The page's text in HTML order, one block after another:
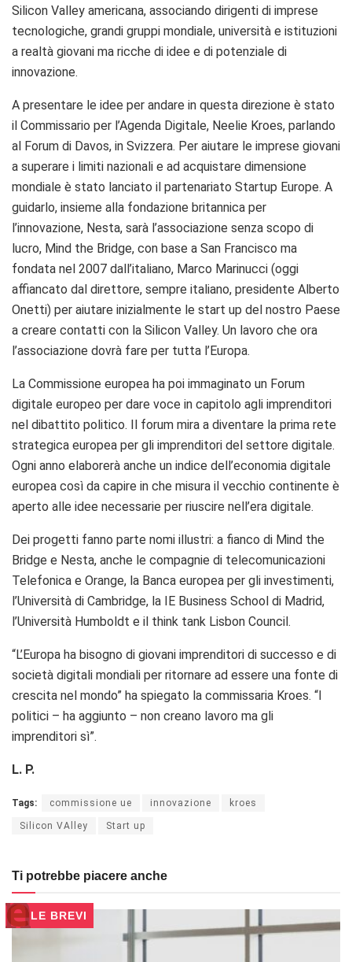
Silicon Valley americana, associando dirigenti di imprese
tecnologiche, grandi gruppi mondiale, università e istituzioni
a realtà giovani ma ricche di idee e di potenziale di
innovazione.
A presentare le idee per andare in questa direzione è stato
il Commissario per l’Agenda Digitale, Neelie Kroes, parlando
al Forum di Davos, in Svizzera. Per aiutare le imprese giovani
a superare i limiti nazionali e ad acquistare dimensione
mondiale è stato lanciato il partenariato Startup Europe. A
guidarlo, insieme alla fondazione britannica per
l’innovazione, Nesta, sarà l’associazione senza scopo di
lucro, Mind the Bridge, con base a San Francisco ma
fondata nel 2007 dall’italiano, Marco Marinucci (oggi
affiancato dal direttore, sempre italiano, presidente Alberto
Onetti) per aiutare inizialmente le start up del nostro Paese
a creare contatti con la Silicon Valley. Un lavoro che ora
l’associazione dovrà fare per tutta l’Europa.
La Commissione europea ha poi immaginato un Forum
digitale europeo per dare voce in capitolo agli imprenditori
nel dibattito politico. Il forum mira a diventare la prima rete
strategica europea per gli imprenditori del settore digitale.
Ogni anno elaborerà anche un indice dell’economia digitale
europea così da capire in che misura il vecchio continente è
aperto alle idee necessarie per riuscire nell’era digitale.
Dei progetti fanno parte nomi illustri: a fianco di Mind the
Bridge e Nesta, anche le compagnie di telecomunicazioni
Telefonica e Orange, la Banca europea per gli investimenti,
l’Università di Cambridge, la IE Business School di Madrid,
l’Università Humboldt e il think tank Lisbon Council.
“L’Europa ha bisogno di giovani imprenditori di successo e di
società digitali mondiali per ritornare ad essere una fonte di
crescita nel mondo” ha spiegato la commissaria Kroes. “I
politici – ha aggiunto – non creano lavoro ma gli
imprenditori sì”.
L. P.
Tags: commissione ue innovazione kroes
Silicon VAlley Start up
Ti potrebbe piacere anche
LE BREVI